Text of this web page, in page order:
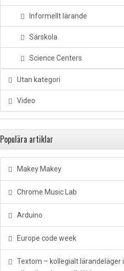
Informellt lärande
Särskola
Science Centers
Utan kategori
Video
Populära artiklar
Makey Makey
Chrome Music Lab
Arduino
Europe code week
Textom – kollegialt lärandeläger i